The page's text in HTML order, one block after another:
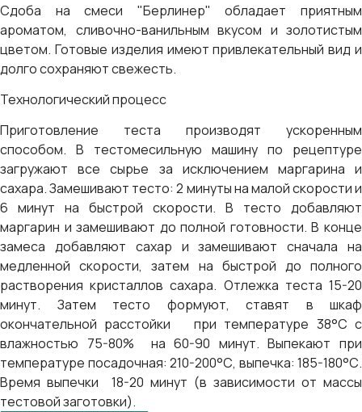
Сдоба на смеси "Берлинер" обладает приятным
ароматом, сливочно-ванильным вкусом и золотистым
цветом. Готовые изделия имеют привлекательный вид и
долго сохраняют свежесть.
Технологический процесс
Приготовление теста производят ускоренным
способом. В тестомесильную машину по рецептуре
загружают все сырье за исключением маргарина и
сахара. Замешивают тесто: 2 минуты на малой скорости и
6 минут на быстрой скорости. В тесто добавляют
маргарин и замешивают до полной готовности. В конце
замеса добавляют сахар и замешивают сначала на
медленной скорости, затем на быстрой до полного
растворения кристаллов сахара. Отлежка теста 15-20
минут. Затем тесто формуют, ставят в шкаф
окончательной расстойки при температуре 38°С с
влажностью 75-80% на 60-90 минут. Выпекают при
температуре посадочная: 210-200°С, выпечка: 185-180°С.
Время выпечки 18-20 минут (в зависимости от массы
тестовой заготовки).